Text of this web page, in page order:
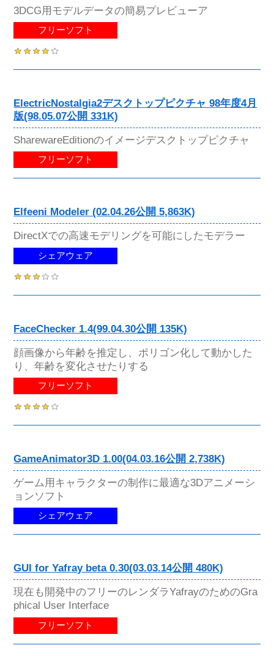
3DCG用モデルデータの簡易プレビューア
フリーソフト
ElectricNostalgia2デスクトップピクチャ 98年度4月
版(98.05.07公開 331K)
SharewareEditionのイメージデスクトップピクチャ
フリーソフト
Elfeeni Modeler (02.04.26公開 5,863K)
DirectXでの高速モデリングを可能にしたモデラー
シェアウェア
FaceChecker 1.4(99.04.30公開 135K)
顔画像から年齢を推定し、ポリゴン化して動かした
り、年齢を変化させたりする
フリーソフト
GameAnimator3D 1.00(04.03.16公開 2,738K)
ゲーム用キャラクターの制作に最適な3Dアニメーシ
ョンソフト
シェアウェア
GUI for Yafray beta 0.30(03.03.14公開 480K)
現在も開発中のフリーのレンダラYafrayのためのGra
phical User Interface
フリーソフト